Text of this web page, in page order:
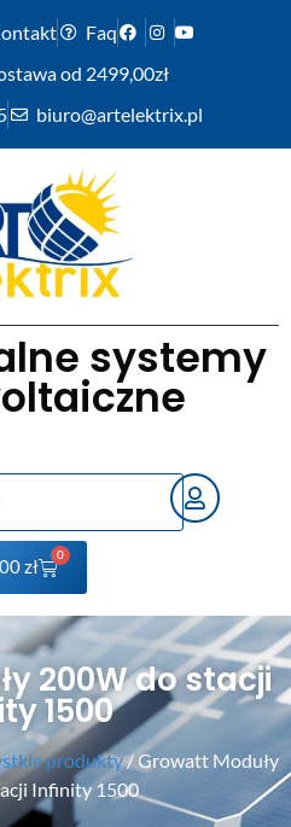
Faq
od 2499,00zł
biuro@artelektrix.pl
systemy
zł
0
200W do stacji
1500
produkty/ Growatt Moduły
Infinity 1500